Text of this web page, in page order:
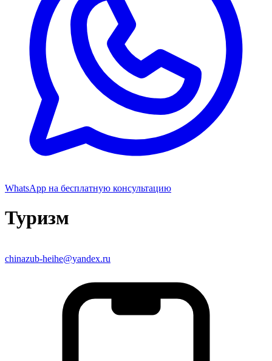
WhatsApp на бесплатную консультацию
Туризм
chinazub-heihe@yandex.ru